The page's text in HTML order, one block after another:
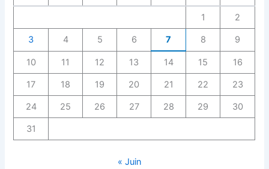
1 2
3 4 5 6 7 8 9
10 11 12 13 14 15 16
17 18 19 20 21 22 23
24 25 26 27 28 29 30
31
« Juin